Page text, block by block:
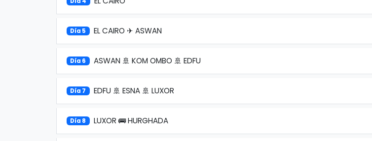
Día 5 EL CAIRO ✈ ASWAN
Día 6 ASWAN 🚢 KOM OMBO 🚢 EDFU
Día 7 EDFU 🚢 ESNA 🚢 LUXOR
Día 8 LUXOR 🚌 HURGHADA